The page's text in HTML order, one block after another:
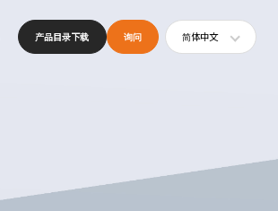
简体中文
产品目录下载 询问